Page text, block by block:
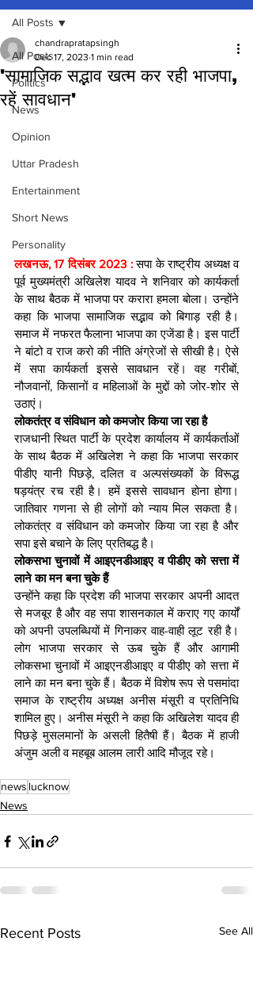
All Posts
Politics
News
Opinion
Uttar Pradesh
Entertainment
Short News
Personality
All Posts
'सामाजिक सद्भाव खत्म कर रही भाजपा,
रहें सावधान'
chandrapratapsingh
Dec 17, 2023 1 min read
लखनऊ, 17 दिसंबर 2023 : सपा के राष्ट्रीय अध्यक्ष व
पूर्व मुख्यमंत्री अखिलेश यादव ने शनिवार को कार्यकर्ता
के साथ बैठक में भाजपा पर करारा हमला बोला। उन्होंने
कहा कि भाजपा सामाजिक सद्भाव को बिगाड़ रही है।
समाज में नफरत फैलाना भाजपा का एजेंडा है। इस पार्टी
ने बांटो व राज करो की नीति अंग्रेजों से सीखी है। ऐसे
में सपा कार्यकर्ता इससे सावधान रहें। वह गरीबों,
नौजवानों, किसानों व महिलाओं के मुद्दों को जोर-शोर से
उठाएं।
लोकतंत्र व संविधान को कमजोर किया जा रहा है
राजधानी स्थित पार्टी के प्रदेश कार्यालय में कार्यकर्ताओं
के साथ बैठक में अखिलेश ने कहा कि भाजपा सरकार
पीडीए यानी पिछड़े, दलित व अल्पसंख्यकों के विरूद्ध
षड़यंत्र रच रही है। हमें इससे सावधान होना होगा।
जातिवार गणना से ही लोगों को न्याय मिल सकता है।
लोकतंत्र व संविधान को कमजोर किया जा रहा है और
सपा इसे बचाने के लिए प्रतिबद्ध है।
लोकसभा चुनावों में आइएनडीआइए व पीडीए को सत्ता में
लाने का मन बना चुके हैं
उन्होंने कहा कि प्रदेश की भाजपा सरकार अपनी आदत
से मजबूर है और वह सपा शासनकाल में कराए गए कार्यों
को अपनी उपलब्धियों में गिनाकर वाह-वाही लूट रही है।
लोग भाजपा सरकार से ऊब चुके हैं और आगामी
लोकसभा चुनावों में आइएनडीआइए व पीडीए को सत्ता में
लाने का मन बना चुके हैं। बैठक में विशेष रूप से पसमांदा
समाज के राष्ट्रीय अध्यक्ष अनीस मंसूरी व प्रतिनिधि
शामिल हुए। अनीस मंसूरी ने कहा कि अखिलेश यादव ही
पिछड़े मुसलमानों के असली हितैषी हैं। बैठक में हाजी
अंजुम अली व महबूब आलम लारी आदि मौजूद रहे।
news lucknow
News
Recent Posts See All